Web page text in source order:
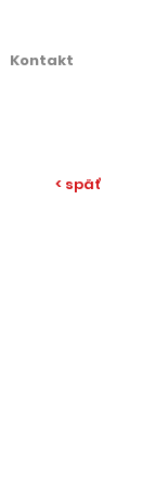
Kontakt
< späť